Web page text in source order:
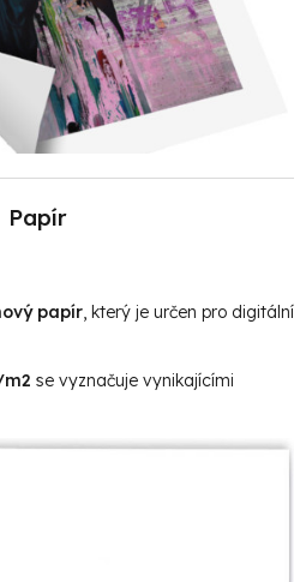
Papír
papír, který je určen pro digitální
se vyznačuje vynikajícími